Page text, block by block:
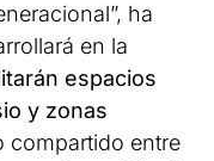
ha
en la
espacios
y zonas
compartido entre